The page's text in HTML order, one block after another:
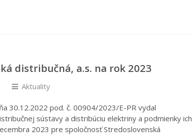
distribučná, a.s. na rok 2023
Aktuality
30.12.2022 pod. č. 00904/2023/E-PR vydal
sústavy a distribúciu elektriny a podmienky ich
2023 pre spoločnosť Stredoslovenská